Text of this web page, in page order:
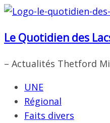
Passer
contenu
Le Quotidien des
– Actualités Thetford
UNE
Régional
Faits divers